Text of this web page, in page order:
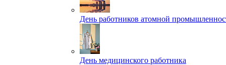
День работников атомной
День медицинского работника